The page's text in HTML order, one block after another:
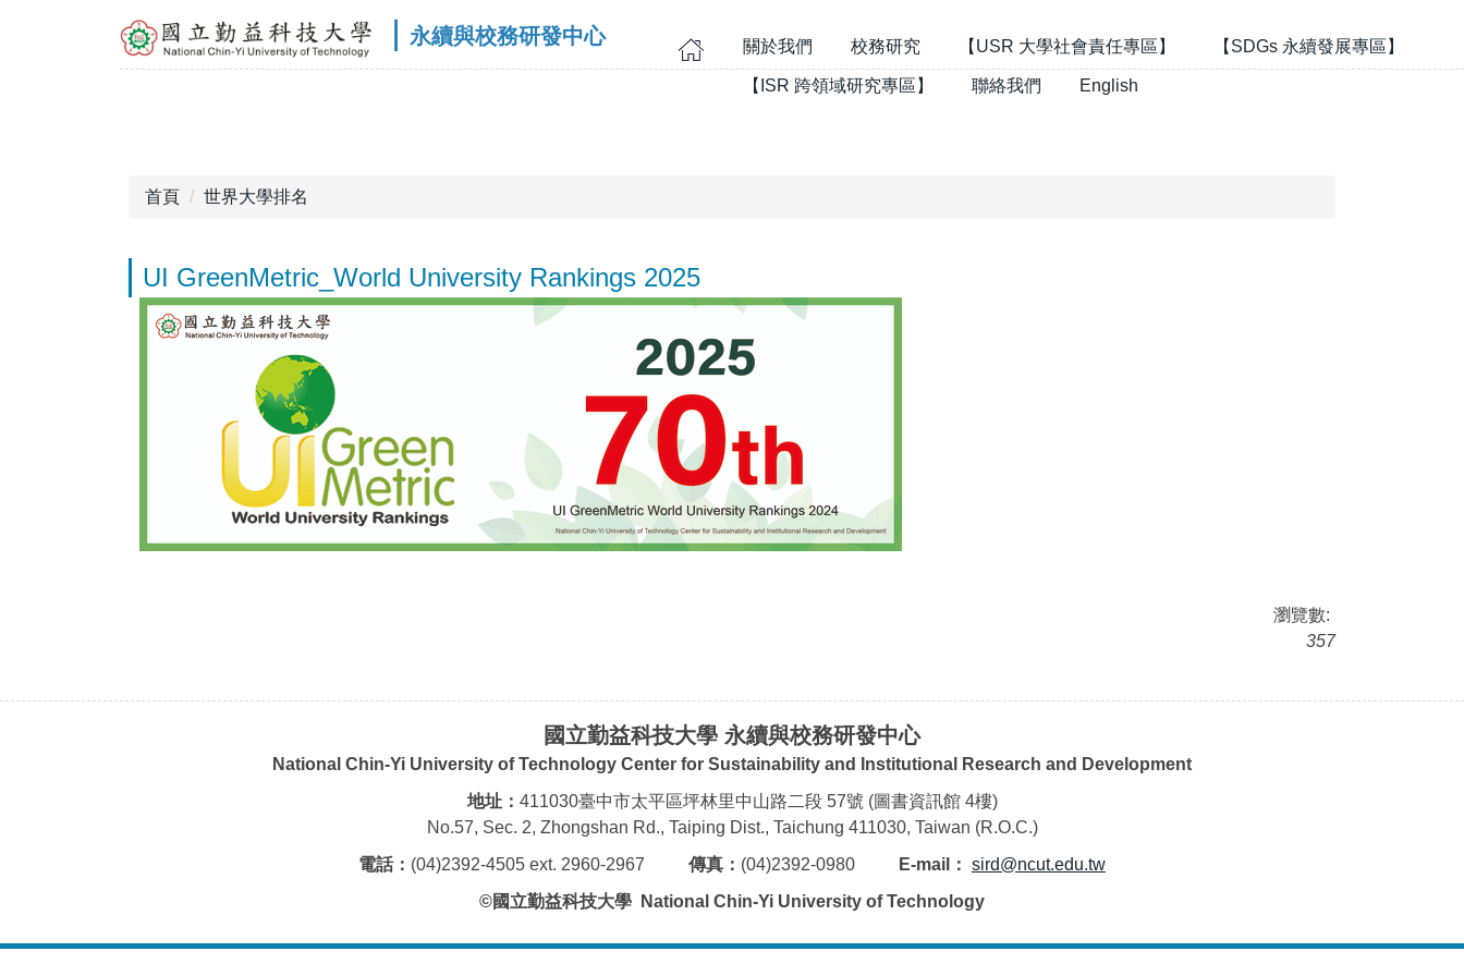
永續與校務研發中心 關於我們 校務研究 【USR 大學社會責任專區】 【SDGs 永續發展專區】
【ISR 跨領域研究專區】 聯絡我們 English
首頁 世界大學排名
UI GreenMetric_World University Rankings 2025
瀏覽數:
357
國立勤益科技大學 永續與校務研發中心
National Chin-Yi University of Technology Center for Sustainability and Institutional Research and Development
地址： 411030臺中市太平區坪林里中山路二段 57號 (圖書資訊館 4樓)
No.57, Sec. 2, Zhongshan Rd., Taiping Dist., Taichung 411030, Taiwan (R.O.C.)
電話： (04)2392-4505 ext. 2960-2967 傳真： (04)2392-0980 E-mail： sird@ncut.edu.tw
©國立勤益科技大學 National Chin-Yi University of Technology